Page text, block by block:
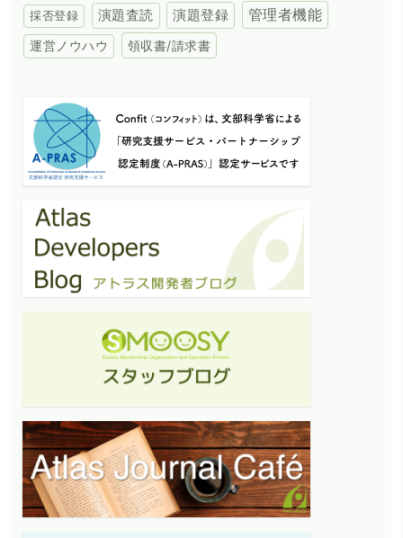
採否登録 演題査読 演題登録 管理者機能
運営ノウハウ 領収書/請求書